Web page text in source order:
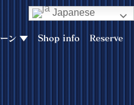
ーン ▼ Shop info Reserve
Japanese